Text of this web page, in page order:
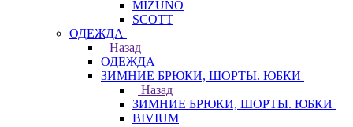
MIZUNO
SCOTT
ОДЕЖДА
Назад
ОДЕЖДА
ЗИМНИЕ БРЮКИ, ШОРТЫ. ЮБКИ
Назад
ЗИМНИЕ БРЮКИ, ШОРТЫ. ЮБКИ
BIVIUM